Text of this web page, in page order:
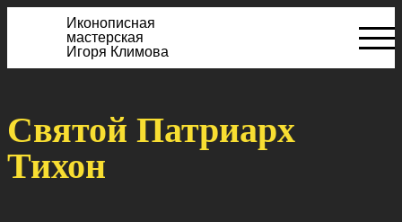
Иконописная
мастерская
Игоря Климова
Святой Патриарх
Тихон